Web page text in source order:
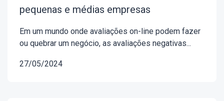
pequenas e médias empresas
Em um mundo onde avaliações on-line podem fazer
ou quebrar um negócio, as avaliações negativas...
27/05/2024